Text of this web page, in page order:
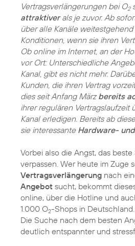
Vertragsverlängerungen bei O2
attraktiverals je zuvor. Ab
über alle Kanäle
Konditionen, wenn sie ihren
Ob online im Internet, an der
vor Ort: Unterschiedliche
Kanal, gibt es nicht mehr.
Kunden, die ihren Vertrag
dies seit Anfang März bereits
ihrer regulären Vertragslaufzeit
Kanal erledigen. Bereits ab
sie interessante Hardware-
Vorbei also die Angst, das
verpassen. Wer heute im Zuge
Vertragsverlängerung nach
Angebot sucht, bekommt
online, über die Hotline und
1.000 O2-Shops in
Die Suche nach dem besten
deutlich entspannter und